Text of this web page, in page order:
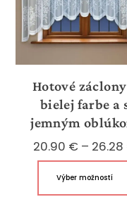
Hotové
bielej farbe a
jemným
20.90 € – 26.28
Výber možností